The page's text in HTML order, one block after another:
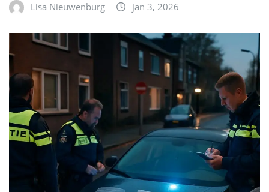
Lisa Nieuwenburg jan 3, 2026